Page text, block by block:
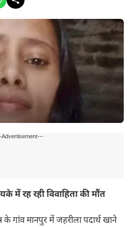
Advertisement---
में रह रही विवाहिता की मौंत
के गांव मानपुर में जहरीला पदार्थ खाने